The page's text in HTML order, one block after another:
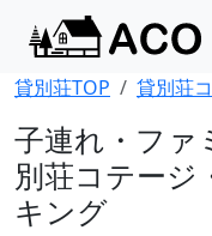
貸別荘TOP 貸別荘
子連れ・ファ
別荘コテージ
キング